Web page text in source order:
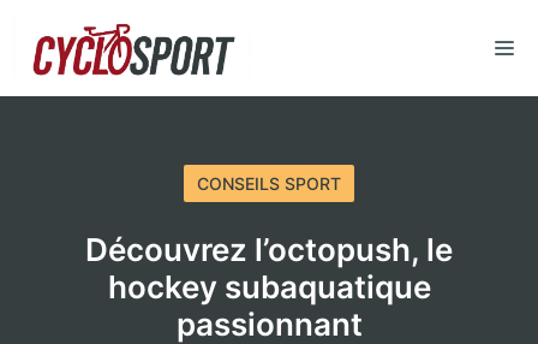
contenu
CONSEILS SPORT
Découvrez l’octopush, le
hockey subaquatique
passionnant